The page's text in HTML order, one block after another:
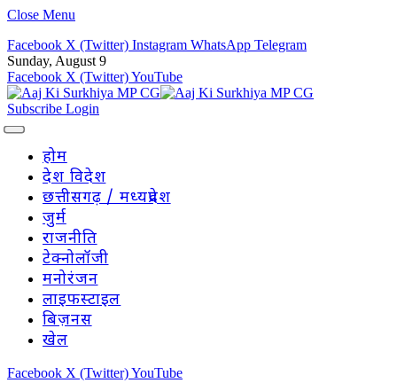
Close Menu
Facebook X (Twitter) Instagram WhatsApp Telegram
Sunday, August 9
Facebook X (Twitter)YouTube
Subscribe Login
होम
देश विदेश
छत्तीसगढ़ / मध्यप्रदेश
जुर्म
राजनीति
टेक्नोलॉजी
मनोरंजन
लाइफस्टाइल
बिज़नस
खेल
Facebook X (Twitter)YouTube